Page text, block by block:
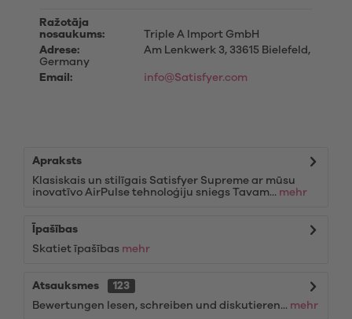
Ražotāja
nosaukums:
Triple A Import GmbH
Adrese:
Am Lenkwerk 3, 33615 Bielefeld,
Germany
Email:
info@Satisfyer.com
Apraksts
Klasiskais un stilīgais Satisfyer Supreme ar mūsu
inovatīvo AirPulse tehnoloģiju sniegs Tavam... mehr
Īpašības
Skatiet īpašības mehr
Atsauksmes
123
Bewertungen lesen, schreiben und diskutieren... mehr